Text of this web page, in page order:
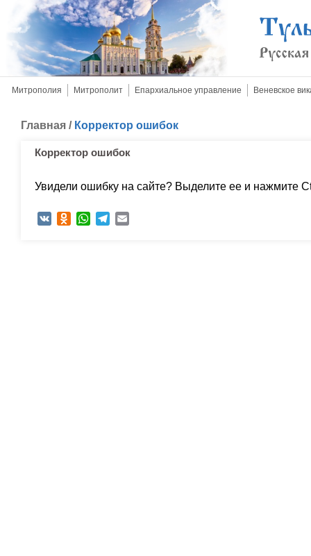
Митрополия Митрополит Епархиальное управление Веневское
Главная / Корректор ошибок
Корректор ошибок
Увидели ошибку на сайте? Выделите ее и нажмите
VK Odnoklassniki
WhatsApp
Telegram